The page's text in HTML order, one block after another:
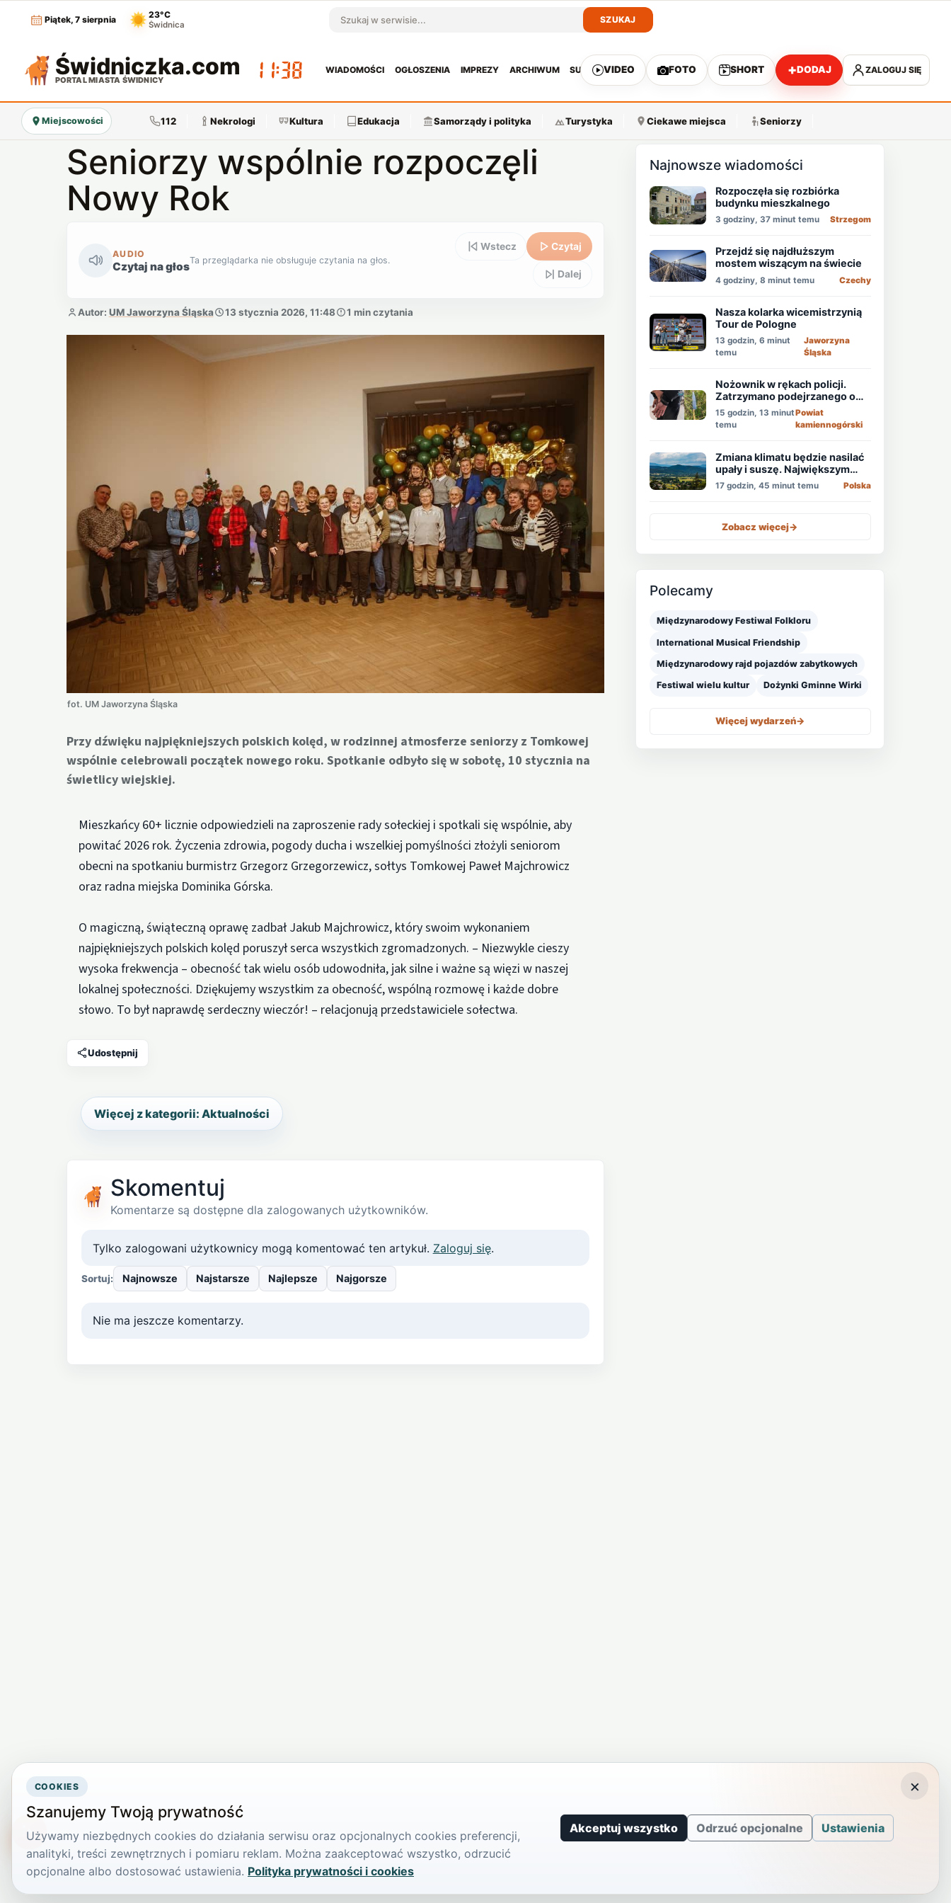
Piątek, 7 sierpnia
23°C
Świdnica Szukaj w serwisie
SZUKAJ
Świdniczka.com
PORTAL MIASTA ŚWIDNICY 11:38
WIADOMOŚCI OGŁOSZENIA IMPREZY ARCHIWUM SUBSKRYPCJA
VIDEO FOTO SHORT +DODAJ ZALOGUJ SIĘ
Miejscowości 112 Nekrologi Kultura Edukacja Samorządy i polityka Turystyka Ciekawe miejsca Seniorzy
Seniorzy wspólnie rozpoczęli
Nowy Rok
AUDIO
Czytaj na głosTa przeglądarka nie obsługuje czytania na głos.
Wstecz Czytaj
Dalej
Autor: UM Jaworzyna Śląska 13 stycznia 2026, 11:48 1 min czytania
fot. UM Jaworzyna Śląska
Przy dźwięku najpiękniejszych polskich kolęd, w rodzinnej atmosferze seniorzy z Tomkowej
wspólnie celebrowali początek nowego roku. Spotkanie odbyło się w sobotę, 10 stycznia na
świetlicy wiejskiej.
Mieszkańcy 60+ licznie odpowiedzieli na zaproszenie rady sołeckiej i spotkali się wspólnie, aby
powitać 2026 rok. Życzenia zdrowia, pogody ducha i wszelkiej pomyślności złożyli seniorom
obecni na spotkaniu burmistrz Grzegorz Grzegorzewicz, sołtys Tomkowej Paweł Majchrowicz
oraz radna miejska Dominika Górska.
O magiczną, świąteczną oprawę zadbał Jakub Majchrowicz, który swoim wykonaniem
najpiękniejszych polskich kolęd poruszył serca wszystkich zgromadzonych. – Niezwykle cieszy
wysoka frekwencja – obecność tak wielu osób udowodniła, jak silne i ważne są więzi w naszej
lokalnej społeczności. Dziękujemy wszystkim za obecność, wspólną rozmowę i każde dobre
słowo. To był naprawdę serdeczny wieczór! – relacjonują przedstawiciele sołectwa.
Udostępnij
Więcej z kategorii: Aktualności
Skomentuj
Komentarze są dostępne dla zalogowanych użytkowników.
Tylko zalogowani użytkownicy mogą komentować ten artykuł. Zaloguj się.
Sortuj: Najnowsze Najstarsze Najlepsze Najgorsze
Nie ma jeszcze komentarzy.
Najnowsze wiadomości
Rozpoczęła się rozbiórka
budynku mieszkalnego
3 godziny, 37 minut temu Strzegom
Przejdź się najdłuższym
mostem wiszącym na świecie
4 godziny, 8 minut temu Czechy
Nasza kolarka wicemistrzynią
Tour de Pologne
13 godzin, 6 minut
temu
Jaworzyna
Śląska
Nożownik w rękach policji.
Zatrzymano podejrzanego o
usiłowanie zabójstwa!
15 godzin, 13 minut
temu
Powiat
kamiennogórski
Zmiana klimatu będzie nasilać
upały i suszę. Największym
zagrożeniem jest niedobór
wody
17 godzin, 45 minut temu Polska
Zobacz więcej->
Polecamy
Międzynarodowy Festiwal Folkloru
International Musical Friendship
Międzynarodowy rajd pojazdów zabytkowych
Festiwal wielu kultur Dożynki Gminne Wirki
Więcej wydarzeń->
COOKIES
Szanujemy Twoją prywatność
Używamy niezbędnych cookies do działania serwisu oraz opcjonalnych cookies preferencji,
analityki, treści zewnętrznych i pomiaru reklam. Można zaakceptować wszystko, odrzucić
opcjonalne albo dostosować ustawienia. Polityka prywatności i cookies
Akceptuj wszystko Odrzuć opcjonalne Ustawienia
×
TikTokowa Jelonka